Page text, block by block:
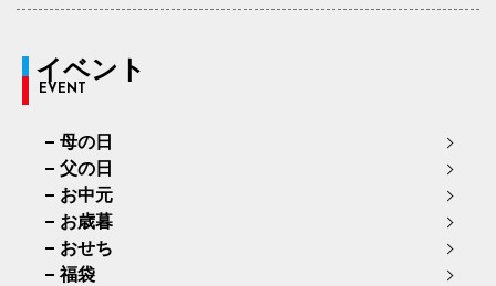
イベント
EVENT
母の日
父の日
お中元
お歳暮
おせち
福袋